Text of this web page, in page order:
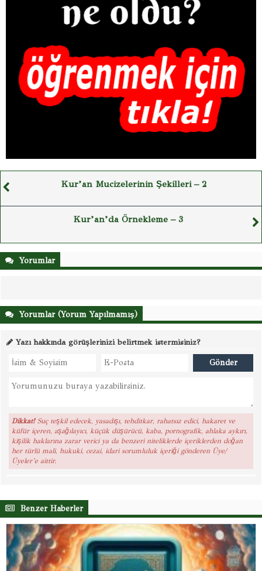
Kur’an Mucizelerinin Şekilleri – 2
Kur’an’da Örnekleme – 3
Yorumlar
Yorumlar (Yorum Yapılmamış)
Yazı hakkında görüşlerinizi belirtmek istermisiniz?
Dikkat!Suç teşkil edecek, yasadışı, tehditkar, rahatsız edici, hakaret ve
küfür içeren, aşağılayıcı, küçük düşürücü, kaba, pornografik, ahlaka aykırı,
kişilik haklarına zarar verici ya da benzeri niteliklerde içeriklerden doğan
her türlü mali, hukuki, cezai, idari sorumluluk içeriği gönderen Üye/
Üyeler’e aittir.
Benzer Haberler